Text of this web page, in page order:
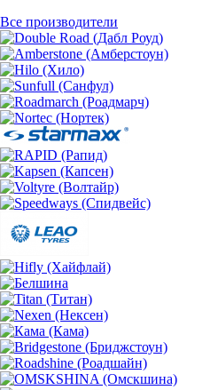
Все производители